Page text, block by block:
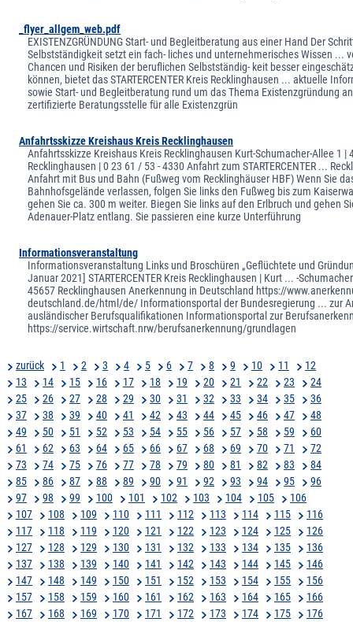
_flyer_allgem_web.pdf
EXISTENZGRÜNDUNG Start- und Begleitberatung aus einer Hand Der
Selbstständigkeit setzt ein fach- liches und unternehmerisches Wissen ...
Chancen und Risiken der beruflichen Selbstständig- keit besser
können, bietet das STARTERCENTER Kreis Recklinghausen ... aktuelle
sowie Start- und Begleitberatung rund um das Thema Existenzgründung
zertifizierte Beratungsstelle für alle Existenzgrün
Anfahrtsskizze Kreishaus Kreis Recklinghausen
Anfahrtsskizze Kreishaus Kreis Recklinghausen Kurt-Schumacher-Allee 1 |
Recklinghausen | 0 23 61 / 53 - 4330 Anfahrt zum STARTERCENTER ...
Anfahrt mit Bus und Bahn (Fußweg vom Recklinghäuser HBF) Wenn Sie
Bahnhofsgelände verlassen, folgen Sie links den Fußweg bis zum
gehen Sie ca. 300 m weiter. Biegen Sie links auf den Erlbruch und gehen
Adenauer-Platz entlang. Sie passieren eine kurze Unterführung
Informationsveranstaltung
Informationsveranstaltung Links und Broschüren „Geflüchtete und
Januar 2021] STARTERCENTER Kreis Recklinghausen | Kurt ... -
45657 Recklinghausen Anerkennung in Deutschland https://
deutschland.de/html/de/ Informationsportal der Bundesregierung ... zur
ausländischer Berufsqualifikationen Informationsportal zur
https://service.wirtschaft.nrw/berufsanerkennung/grundlagen
zurück 1 2 3 4 5 6 7 8 9 10 11
12
13
14 15 16 17 18 19 20 21 22 23
24
25
26 27 28 29 30 31 32 33 34 35
36
37
38 39 40 41 42 43 44 45 46 47
48
49
50 51 52 53 54 55 56 57 58 59
60
61
62 63 64 65 66 67 68 69 70 71
72
73
74 75 76 77 78 79 80 81 82 83
84
85
86 87 88 89 90 91 92 93 94 95
96
97
98 99 100 101 102 103 104 105
106
107
108 109 110 111 112 113 114 115
116
117
118 119 120 121 122 123 124 125
126
127
128 129 130 131 132 133 134 135
136
137
138 139 140 141 142 143 144 145
146
147
148 149 150 151 152 153 154 155
156
157
158 159 160 161 162 163 164 165
166
167
168 169 170 171 172 173 174 175
176